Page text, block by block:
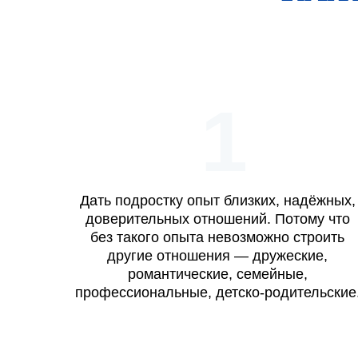
Дать подростку опыт близких, надёжных,
доверительных отношений. Потому что
без такого опыта невозможно строить
другие отношения — дружеские,
романтические, семейные,
профессиональные, детско-